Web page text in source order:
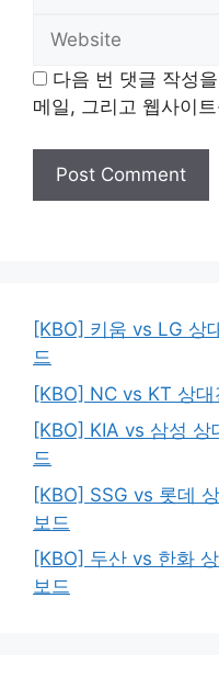
Website
다음 번 댓글 작성
메일, 그리고 웹사이
[KBO] 키움 vs LG 상
드
[KBO] NC vs KT 상
[KBO] KIA vs 삼성 상
드
[KBO] SSG vs 롯데
보드
[KBO] 두산 vs 한화
보드